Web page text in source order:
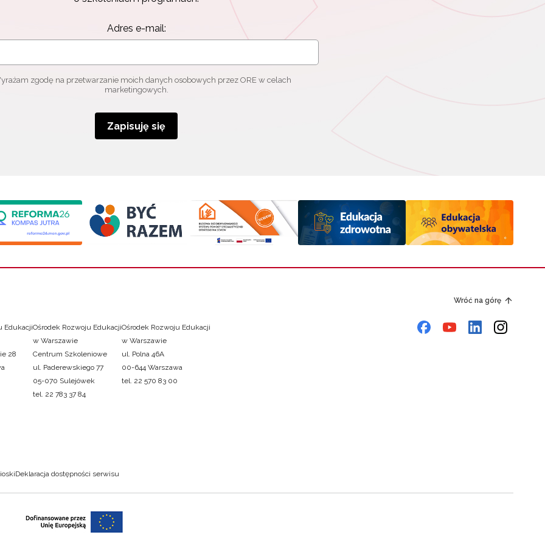
Adres e-mail:
zgodę na przetwarzanie moich danych osobowych przez ORE w celach
marketingowych.
Zapisuję się
Wróć na górę
Edukacji
28
Ośrodek Rozwoju Edukacji
w Warszawie
Centrum Szkoleniowe
ul. Paderewskiego 77
05-070 Sulejówek
tel. 22 783 37 84
Ośrodek Rozwoju Edukacji
w Warszawie
ul. Polna 46A
00-644 Warszawa
tel. 22 570 83 00
Deklaracja dostępności serwisu